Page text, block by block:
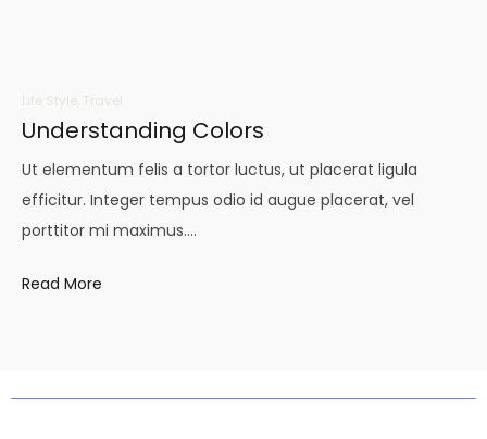
Life Style Travel
Understanding Colors
Ut elementum felis a tortor luctus, ut placerat ligula
efficitur. Integer tempus odio id augue placerat, vel
porttitor mi maximus.…
Read More